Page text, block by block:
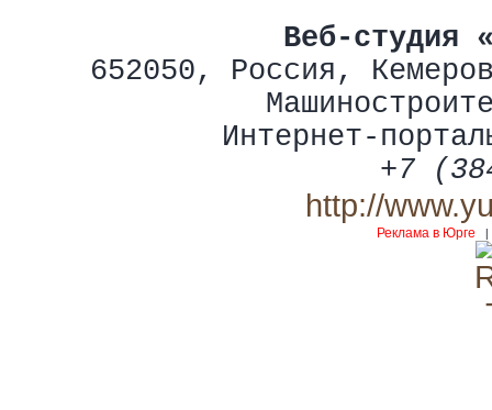
Веб-студия
652050, Россия ,
Интернет-
+7
http://
Реклама в Юрге